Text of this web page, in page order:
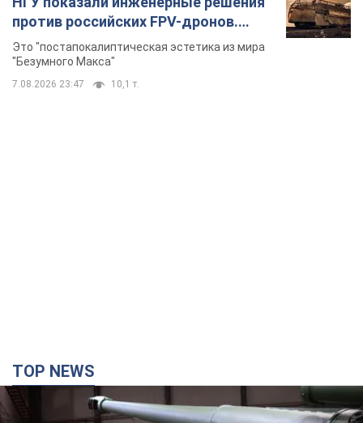
против российских FPV-дронов.
Фото
Это "постапокалиптическая эстетика из мира
"Безумного Макса"
7.08.2026 23:47 10,1 т.
TOP NEWS